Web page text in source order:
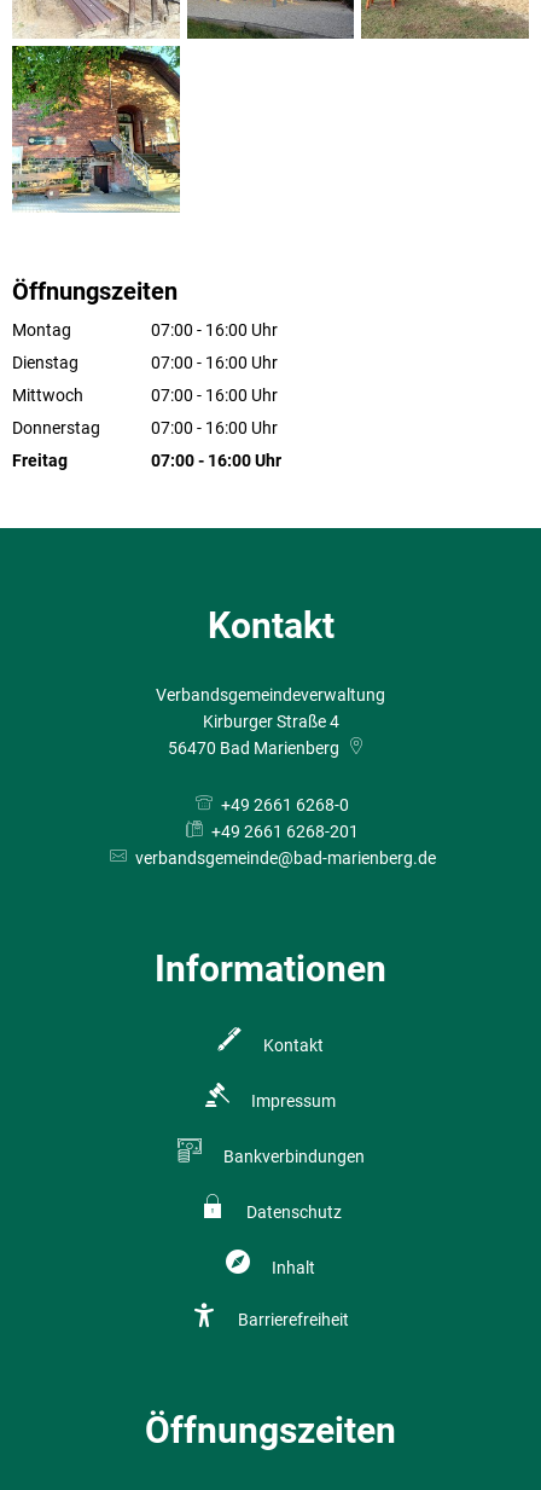
Öffnungszeiten
Montag 07:00 - 16:00 Uhr
Von 07:00 bis 16:00 Uhr
Dienstag 07:00 - 16:00 Uhr
Von 07:00 bis 16:00 Uhr
Mittwoch 07:00 - 16:00 Uhr
Von 07:00 bis 16:00 Uhr
Donnerstag 07:00 - 16:00 Uhr
Von 07:00 bis 16:00 Uhr
Freitag 07:00- 16:00Uhr
Kontakt
Verbandsgemeindeverwaltung
Kirburger Straße 4
56470 Bad Marienberg
+49 2661 6268-0
+49 2661 6268-201
verbandsgemeinde@bad-marienberg.de
Informationen
Kontakt
Impressum
Bankverbindungen
Datenschutz
Inhalt
Barrierefreiheit
Öffnungszeiten